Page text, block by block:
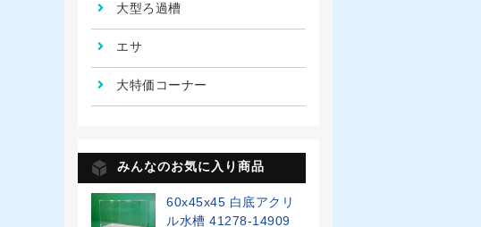
大型ろ過槽
エサ
大特価コーナー
みんなのお気に入り商品
60x45x45 白底アクリ
ル水槽 41278-14909